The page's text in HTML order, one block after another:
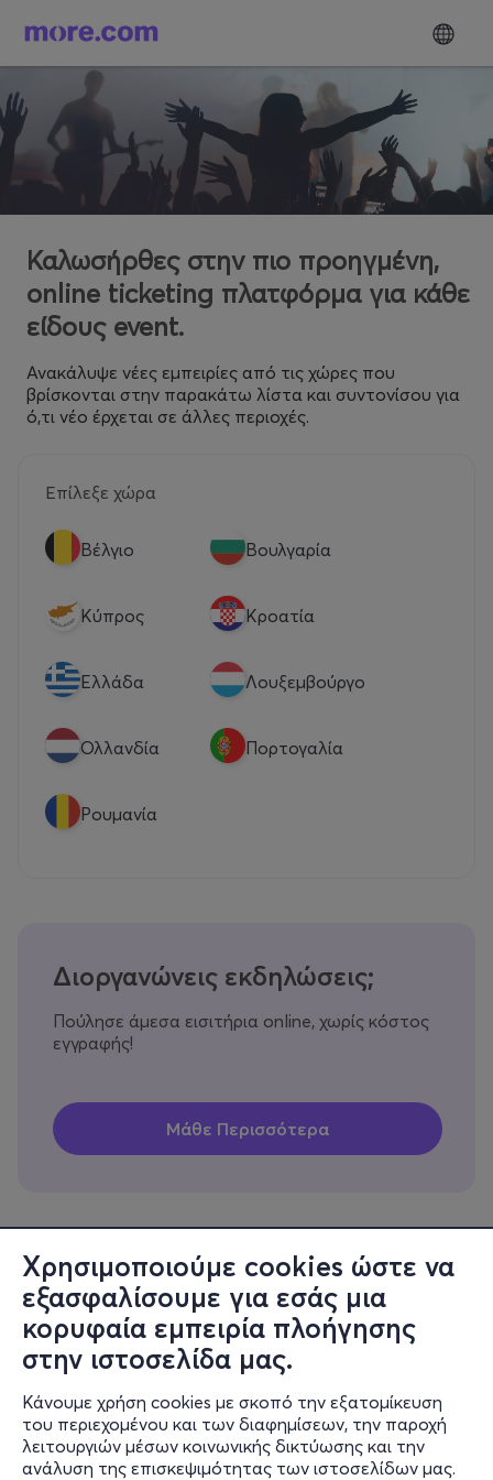
Χρησιμοποιούμε cookies ώστε να
εξασφαλίσουμε για εσάς μια
κορυφαία εμπειρία πλοήγησης
στην ιστοσελίδα μας.
Κάνουμε χρήση cookies με σκοπό την εξατομίκευση
του περιεχομένου και των διαφημίσεων, την παροχή
λειτουργιών μέσων κοινωνικής δικτύωσης και την
ανάλυση της επισκεψιμότητας των ιστοσελίδων μας.
Καλωσήρθες στην πιο προηγμένη,
online ticketing πλατφόρμα για κάθε
είδους event.
Ανακάλυψε νέες εμπειρίες από τις χώρες που
βρίσκονται στην παρακάτω λίστα και συντονίσου για
ό,τι νέο έρχεται σε άλλες περιοχές.
Επίλεξε χώρα
Βέλγιο Βουλγαρία
Κύπρος Κροατία
Eλλάδα Λουξεμβούργο
Ολλανδία Πορτογαλία
Ρουμανία
Διοργανώνεις εκδηλώσεις;
Πούλησε άμεσα εισιτήρια online, χωρίς κόστος
εγγραφής!
Πληροφορίες
Υποστήριξη
Stay Connected